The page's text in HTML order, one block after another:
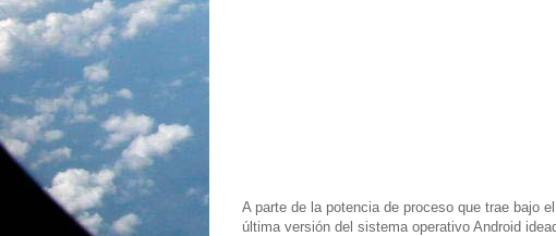
A parte de la potencia de proceso que trae bajo
última versión del sistema operativo Android